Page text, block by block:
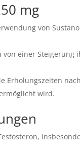
mg
von
von einer
Erholungszeiten
wird.